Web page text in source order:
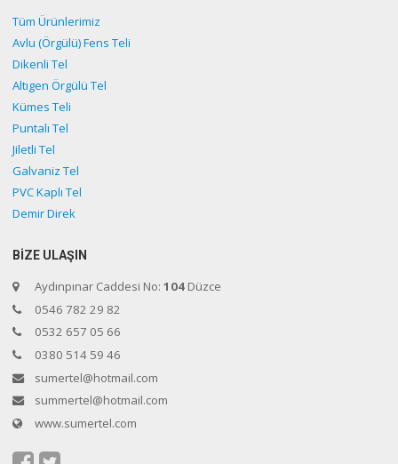
Tüm Ürünlerimiz
Avlu (Örgülü) Fens Teli
Dikenli Tel
Altıgen Örgülü Tel
Kümes Teli
Puntalı Tel
Jiletli Tel
Galvaniz Tel
PVC Kaplı Tel
Demir Direk
BİZE ULAŞIN
Aydınpınar Caddesi No: 104Düzce
0546 782 29 82
0532 657 05 66
0380 514 59 46
sumertel@hotmail.com
summertel@hotmail.com
www.sumertel.com